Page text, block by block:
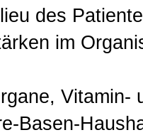
des
im
Vitamin-
Basen-